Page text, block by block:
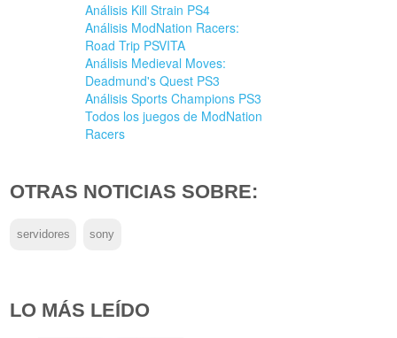
Análisis Kill Strain PS4
Análisis ModNation Racers:
Road Trip PSVITA
Análisis Medieval Moves:
Deadmund's Quest PS3
Análisis Sports Champions PS3
Todos los juegos de ModNation
Racers
OTRAS NOTICIAS SOBRE:
servidores sony
LO MÁS LEÍDO